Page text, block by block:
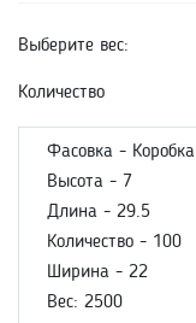
Выберите вес:
Количество
Фасовка - Коробка
Высота - 7
Длина - 29.5
Количество - 100
Ширина - 22
Вес: 2500